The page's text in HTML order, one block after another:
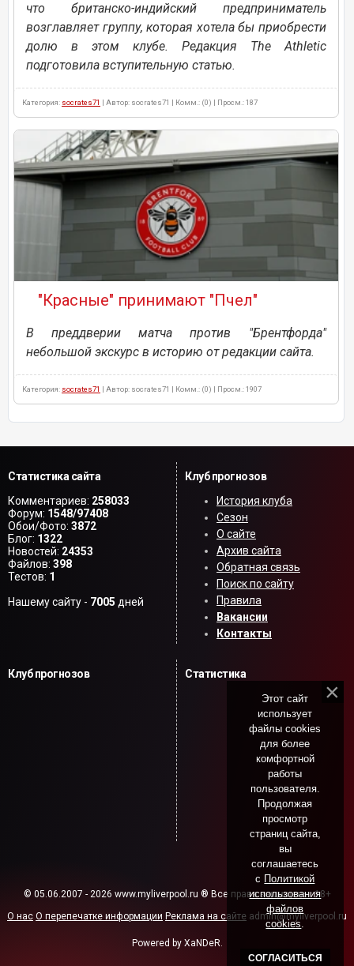
что британско-индийский предприниматель
возглавляет группу, которая хотела бы приобрести
долю в этом клубе. Редакция The Athletic
подготовила вступительную статью.
Категория: socrates71 | Автор: socrates71 | Комм.: (0) | Просм.: 187
"Красные" принимают "Пчел"
В преддверии матча против "Брентфорда"
небольшой экскурс в историю от редакции сайта.
Категория: socrates71 | Автор: socrates71 | Комм.: (0) | Просм.: 1907
Статистика сайта
Комментариев: 258033
Форум: 1548/97408
Обои/Фото: 3872
Блог: 1322
Новостей: 24353
Файлов: 398
Тестов: 1
Нашему сайту - 7005 дней
Клуб прогнозов
История клуба
Сезон
О сайте
Архив сайта
Обратная связь
Поиск по сайту
Правила
Вакансии
Контакты
Клуб прогнозов Статистика
© 05.06.2007 - 2026 www.myliverpool.ru ® Все права защищены. 18+
О нас О перепечатке информации Реклама на сайте admin@myliverpool.ru
Powered by XaNDeR.
Этот сайт
использует
файлы cookies
для более
комфортной
работы
пользователя.
Продолжая
просмотр
страниц сайта,
вы
соглашаетесь
с Политикой
использования
файлов
cookies
СОГЛАСИТЬСЯ